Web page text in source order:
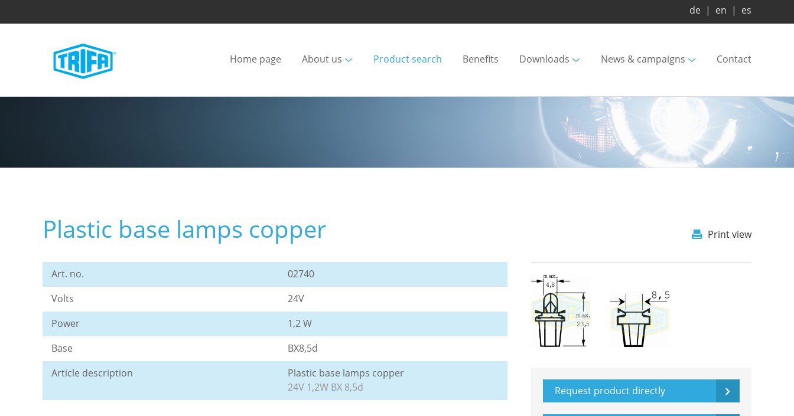
de | en | es
Contact
News & campaigns
Downloads
Benefits
Product search
About us
Home page
Plastic base lamps copper
Art. no.
02740
Volts
24V
Power
1,2 W
Base
BX8,5d
Article description
Plastic base lamps copper
24V 1,2W BX 8,5d
Print view
Request product directly